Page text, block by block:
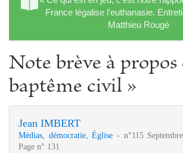
France légalise l'euthanasie.
Matthieu Rougé
Note brève à propos
baptême civil »
Jean IMBERT
Médias, démocratie, Église - n°115
Page n° 131